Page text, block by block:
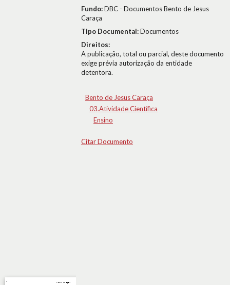
Fundo:DBC - Documentos Bento de Jesus
Caraça
Tipo Documental:Documentos
Direitos:
A publicação, total ou parcial, deste documento
exige prévia autorização da entidade
detentora.
Bento de Jesus Caraça
03.Atividade Científica
Ensino
Citar Documento